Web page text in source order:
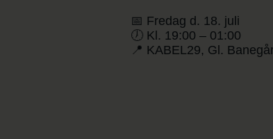
📅 Fredag d. 18. juli
🕖 Kl. 19:00 – 01:00
📍 KABEL29, Gl.